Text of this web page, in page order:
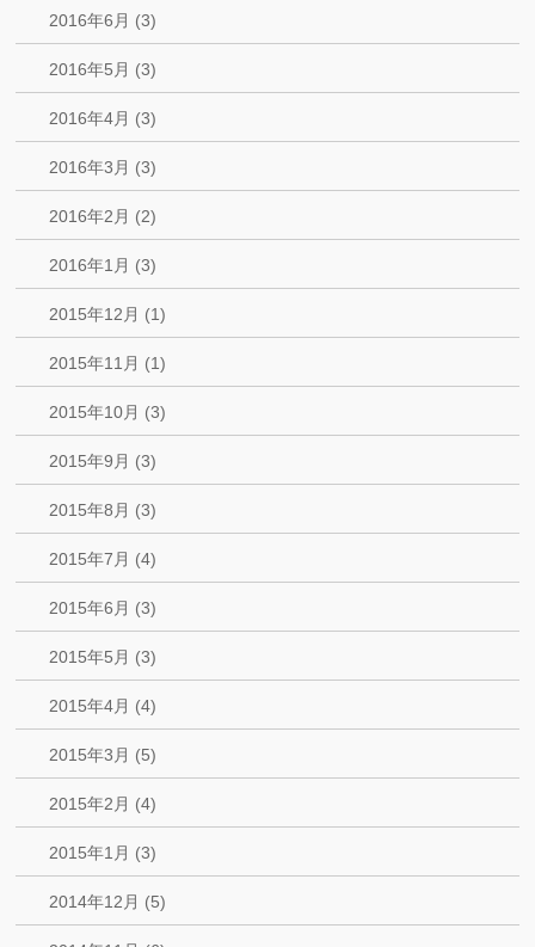
2016年6月 (3)
2016年5月 (3)
2016年4月 (3)
2016年3月 (3)
2016年2月 (2)
2016年1月 (3)
2015年12月 (1)
2015年11月 (1)
2015年10月 (3)
2015年9月 (3)
2015年8月 (3)
2015年7月 (4)
2015年6月 (3)
2015年5月 (3)
2015年4月 (4)
2015年3月 (5)
2015年2月 (4)
2015年1月 (3)
2014年12月 (5)